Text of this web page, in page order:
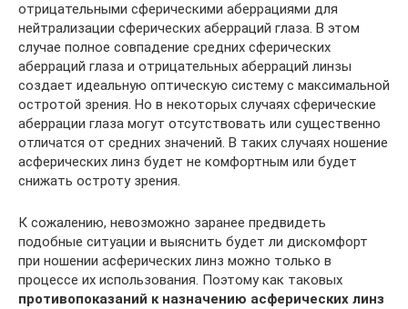
отрицательными сферическими аберрациями для
нейтрализации сферических аберраций глаза. В этом
случае полное совпадение средних сферических
аберраций глаза и отрицательных аберраций линзы
создает идеальную оптическую систему с максимальной
остротой зрения. Но в некоторых случаях сферические
аберрации глаза могут отсутствовать или существенно
отличатся от средних значений. В таких случаях ношение
асферических линз будет не комфортным или будет
снижать остроту зрения.
К сожалению, невозможно заранее предвидеть
подобные ситуации и выяснить будет ли дискомфорт
при ношении асферических линз можно только в
процессе их использования. Поэтому как таковых
противопоказаний к назначению асферических линз